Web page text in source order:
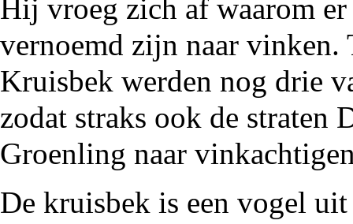
Hij vroeg zich af waarom
vernoemd zijn naar vinken.
Kruisbek werden nog drie
zodat straks ook de straten
Groenling naar
De kruisbek is een vogel